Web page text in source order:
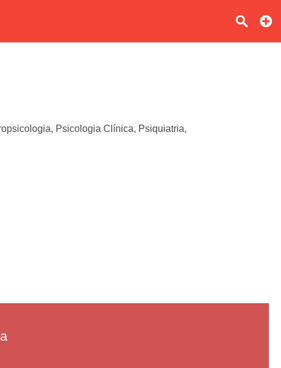
Psicologia Clínica, Psiquiatria,